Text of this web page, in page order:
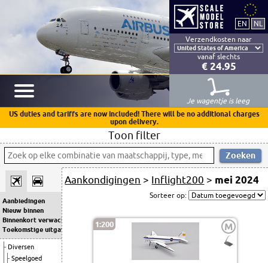
Verzendkosten naar
vanaf slechts
€ 24.95
Je wagentje is leeg
US duties and tariffs are now included! There will be no additional charges
upon delivery.
Toon filter
Aanbiedingen
Nieuw binnen
Binnenkort verwacht
Toekomstige uitgaven
Diversen
Speelgoed
Aankondigingen > Inflight200 > mei 2024
Sorteer op:
1:200 M